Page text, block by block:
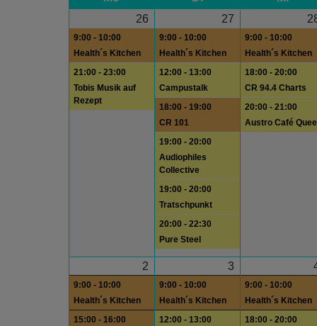
26
9:00 - 10:00
Health´s Kitchen
21:00 - 23:00
Tobis Musik auf
Rezept
27
9:00 - 10:00
Health´s Kitchen
12:00 - 13:00
Campustalk
18:00 - 19:00
CR 101
19:00 - 20:00
Audiophiles
Collective
19:00 - 20:00
Tratschpunkt
20:00 - 22:30
Pure Steel
9:00 - 10:00
Health´s Kitchen
18:00 - 20:00
CR 94.4 Charts
20:00 - 21:00
Austro Café
2
9:00 - 10:00
Health´s Kitchen
15:00 - 16:00
3
9:00 - 10:00
Health´s Kitchen
12:00 - 13:00
9:00 - 10:00
Health´s Kitchen
18:00 - 20:00